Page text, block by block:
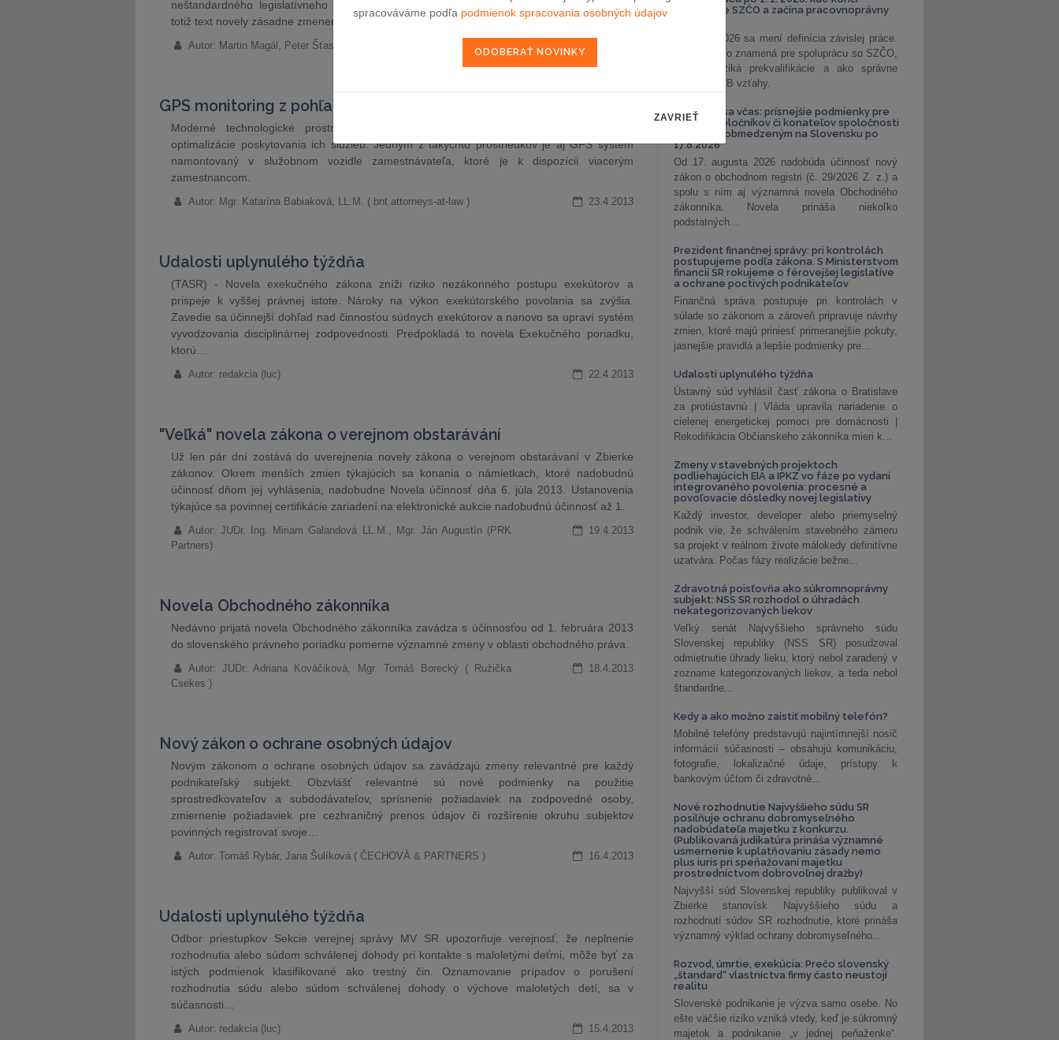
neštandardného legislatívneho procesu. Po medzirezortnom pripomienkovom konaní bol
totiž text novely zásadne zmenený. K prepracovanému zneniu ale už…
Autor: Martin Magál, Peter Šťastný, Ivan Kisely ( Allen & Overy )
GPS monitoring z pohľadu zamestnanca
Moderné technologické prostriedky prinášajú pre podnikateľov rôznorodé možnosti
optimalizácie poskytovania ich služieb. Jedným z takýchto prostriedkov je aj GPS systém
namontovaný v služobnom vozidle zamestnávateľa, ktoré je k dispozícii viacerým
zamestnancom.
Autor: Mgr. Katarína Babiaková, LL.M. ( bnt attorneys-at-law ) 23.4.2013
Udalosti uplynulého týždňa
(TASR) - Novela exekučného zákona zníži riziko nezákonného postupu exekútorov a
prispeje k vyššej právnej istote. Nároky na výkon exekútorského povolania sa zvýšia.
Zavedie sa účinnejší dohľad nad činnosťou súdnych exekútorov a nanovo sa upraví systém
vyvodzovania disciplinárnej zodpovednosti. Predpokladá to novela Exekučného poriadku,
ktorú…
Autor: redakcia (luc) 22.4.2013
"Veľká" novela zákona o verejnom obstarávání
Už len pár dní zostává do uverejnenia novely zákona o verejnom obstarávaní v Zbierke
zákonov. Okrem menších zmien týkajúcich sa konania o námietkach, ktoré nadobudnú
účinnosť dňom jej vyhlásenia, nadobudne Novela účinnosť dňa 6. júla 2013. Ustanovenia
týkajúce sa povinnej certifikácie zariadení na elektronické aukcie nadobudnú účinnosť až 1.
Autor: JUDr. Ing. Miriam Galandová LL.M., Mgr. Ján Augustín (PRK
Partners)
19.4.2013
Novela Obchodného zákonníka
Nedávno prijatá novela Obchodného zákonníka zavádza s účinnosťou od 1. februára 2013
do slovenského právneho poriadku pomerne významné zmeny v oblasti obchodného práva.
Autor: JUDr. Adriana Kováčiková, Mgr. Tomáš Borecký ( Ružička
Csekes )
18.4.2013
Nový zákon o ochrane osobných údajov
Novým zákonom o ochrane osobných údajov sa zavádzajú zmeny relevantné pre každý
podnikateľský subjekt. Obzvlášť relevantné sú nové podmienky na použitie
sprostredkovateľov a subdodávateľov, sprísnenie požiadaviek na zodpovedné osoby,
zmiernenie požiadaviek pre cezhraničný prenos údajov či rozšírenie okruhu subjektov
povinných registrovať svoje…
Autor: Tomáš Rybár, Jana Šulíková ( ČECHOVÁ & PARTNERS ) 16.4.2013
Udalosti uplynulého týždňa
Odbor priestupkov Sekcie verejnej správy MV SR upozorňuje verejnosť, že neplnenie
rozhodnutia alebo súdom schválenej dohody pri kontakte s maloletými deťmi, môže byť za
istých podmienok klasifikované ako trestný čin. Oznamovanie prípadov o porušení
rozhodnutia súdu alebo súdom schválenej dohody o výchove maloletých detí, sa v
súčasnosti…
Autor: redakcia (luc) 15.4.2013
podnikanie SZČO a začína pracovnoprávny
Od 1. 1. 2026 sa mení definícia závislej práce.
Zistite, čo to znamená pre spoluprácu so SZČO,
aké sú riziká prekvalifikácie a ako správne
nastaviť B2B vzťahy.
Pripravte sa včas: prísnejšie podmienky pre
zmeny spoločníkov či konateľov spoločnosti
s ručením obmedzeným na Slovensku po
17.8.2026
Od 17. augusta 2026 nadobúda účinnosť nový
zákon o obchodnom registri (č. 29/2026 Z. z.) a
spolu s ním aj významná novela Obchodného
zákonníka. Novela prináša niekoľko
podstatných...
Prezident finančnej správy: pri kontrolách
postupujeme podľa zákona. S Ministerstvom
financií SR rokujeme o férovejšej legislatíve
a ochrane poctivých podnikateľov
Finančná správa postupuje pri kontrolách v
súlade so zákonom a zároveň pripravuje návrhy
zmien, ktoré majú priniesť primeranejšie pokuty,
jasnejšie pravidlá a lepšie podmienky pre...
Udalosti uplynulého týždňa
Ústavný súd vyhlásil časť zákona o Bratislave
za protiústavnú | Vláda upravila nariadenie o
cielenej energetickej pomoci pre domácnosti |
Rekodifikácia Občianskeho zákonníka mieri k...
Zmeny v stavebných projektoch
podliehajúcich EIA a IPKZ vo fáze po vydaní
integrovaného povolenia: procesné a
povoľovacie dôsledky novej legislatívy
Každý investor, developer alebo priemyselný
podnik vie, že schválením stavebného zámeru
sa projekt v reálnom živote málokedy definitívne
uzatvára. Počas fázy realizácie bežne...
Zdravotná poisťovňa ako súkromnoprávny
subjekt: NSS SR rozhodol o úhradách
nekategorizovaných liekov
Veľký senát Najvyššieho správneho súdu
Slovenskej republiky (NSS SR) posudzoval
odmietnutie úhrady lieku, ktorý nebol zaradený v
zozname kategorizovaných liekov, a teda nebol
štandardne...
Kedy a ako možno zaistiť mobilný telefón?
Mobilné telefóny predstavujú najintímnejší nosič
informácií súčasnosti – obsahujú komunikáciu,
fotografie, lokalizačné údaje, prístupy k
bankovým účtom či zdravotné...
Nové rozhodnutie Najvyššieho súdu SR
posilňuje ochranu dobromyseľného
nadobúdateľa majetku z konkurzu.
(Publikovaná judikatúra prináša významné
usmernenie k uplatňovaniu zásady nemo
plus iuris pri speňažovaní majetku
prostredníctvom dobrovoľnej dražby)
Najvyšší súd Slovenskej republiky publikoval v
Zbierke stanovísk Najvyššieho súdu a
rozhodnutí súdov SR rozhodnutie, ktoré prináša
významný výklad ochrany dobromyseľného...
Rozvod, úmrtie, exekúcia: Prečo slovenský
„štandard“ vlastníctva firmy často neustojí
realitu
Slovenské podnikanie je výzva samo osebe. No
ešte väčšie riziko vzniká vtedy, keď je súkromný
majetok a podnikanie „v jednej peňaženke“.
spracováváme podľa podmienok spracovania osobných údajov
ZAVRIEŤ